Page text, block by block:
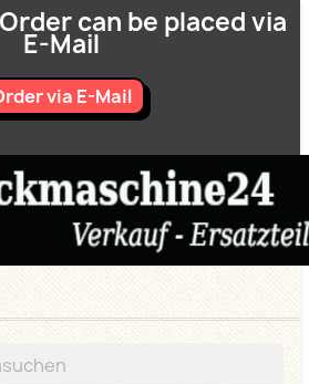
can be placed via
E-Mail
via E-Mail